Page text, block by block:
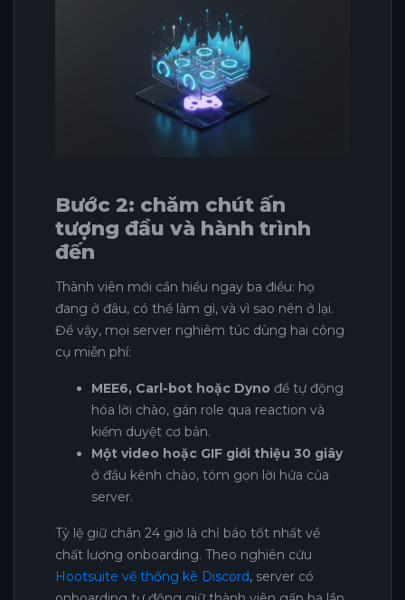
Bước 2: chăm chút ấn
tượng đầu và hành trình
đến
Thành viên mới cần hiểu ngay ba điều: họ
đang ở đâu, có thể làm gì, và vì sao nên ở lại.
Để vậy, mọi server nghiêm túc dùng hai công
cụ miễn phí:
MEE6, Carl-bot hoặc Dyno để tự động
hóa lời chào, gán role qua reaction và
kiểm duyệt cơ bản.
Một video hoặc GIF giới thiệu 30 giây
ở đầu kênh chào, tóm gọn lời hứa của
server.
Tỷ lệ giữ chân 24 giờ là chỉ báo tốt nhất về
chất lượng onboarding. Theo nghiên cứu
Hootsuite về thống kê Discord, server có